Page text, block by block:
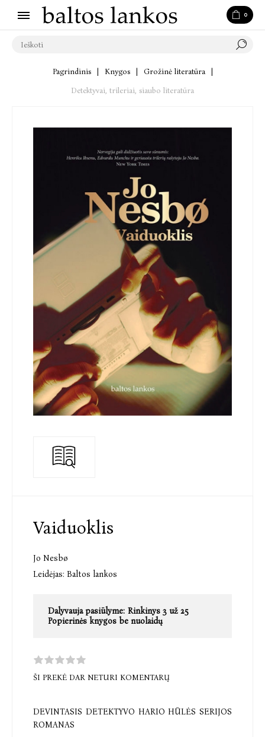
0
Pagrindinis Knygos Grožinė literatūra
Detektyvai, trileriai, siaubo literatūra
Vaiduoklis
Jo Nesbø
Leidėjas: Baltos lankos
Dalyvauja pasiūlyme: Rinkinys 3 už 25
Popierinės knygos be nuolaidų
ŠI PREKĖ DAR NETURI KOMENTARŲ
DEVINTASIS DETEKTYVO HARIO HŪLĖS SERIJOS
ROMANAS